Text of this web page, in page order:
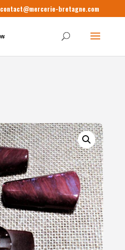
contact@mercerie-bretagne.com